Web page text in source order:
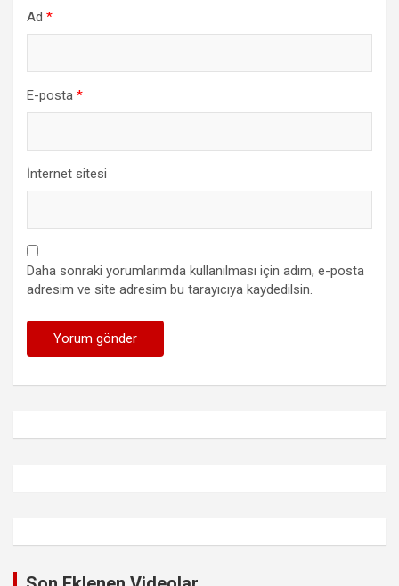
Ad *
E-posta *
İnternet sitesi
Daha sonraki yorumlarımda kullanılması için adım, e-posta
adresim ve site adresim bu tarayıcıya kaydedilsin.